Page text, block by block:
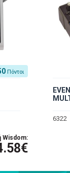
Πόντοι
Wisdom:
6322